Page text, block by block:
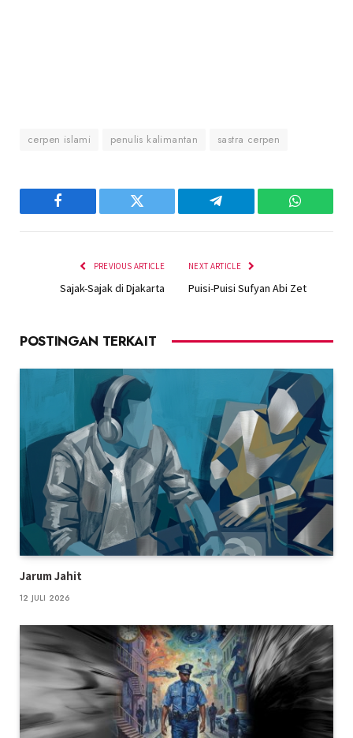
cerpen islami penulis kalimantan sastra cerpen
Facebook Twitter Telegram
PREVIOUS ARTICLE
Sajak-Sajak di Djakarta
NEXT ARTICLE
Puisi-Puisi Sufyan Abi Zet
POSTINGAN TERKAIT
Jarum Jahit
12 JULI 2026